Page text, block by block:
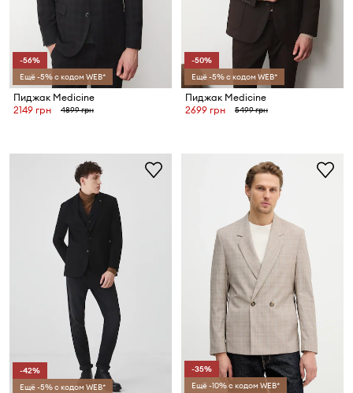
-56%
Ещё -5% с кодом WEB*
Пиджак Medicine
2149 грн
4899 грн
-50%
Ещё -5% с кодом WEB*
Пиджак Medicine
2699 грн
5499 грн
-42%
Ещё -5% с кодом WEB*
-35%
Ещё -10% с кодом WEB*